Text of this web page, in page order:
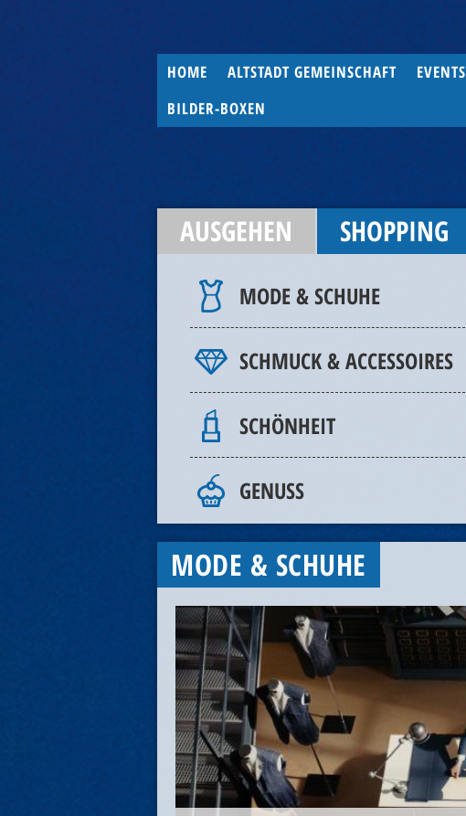
HOME ALTSTADT GEMEINSCHAFT EVENTS
BILDER-BOXEN
AUSGEHEN SHOPPING
MODE & SCHUHE
SCHMUCK & ACCESSOIRES
SCHÖNHEIT
GENUSS
MODE & SCHUHE